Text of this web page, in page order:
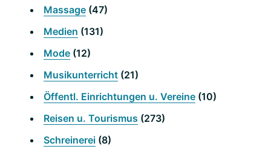
Massage (47)
Medien (131)
Mode (12)
Musikunterricht (21)
Öffentl. Einrichtungen u. Vereine (10)
Reisen u. Tourismus (273)
Schreinerei (8)